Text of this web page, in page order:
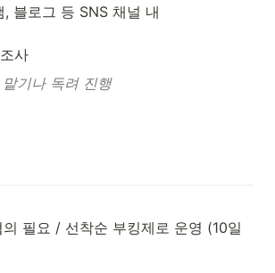
블로그 등 SNS 채널 내
사
기나 독려 진행
필요 / 선착순 부킹제로 운영 (10일